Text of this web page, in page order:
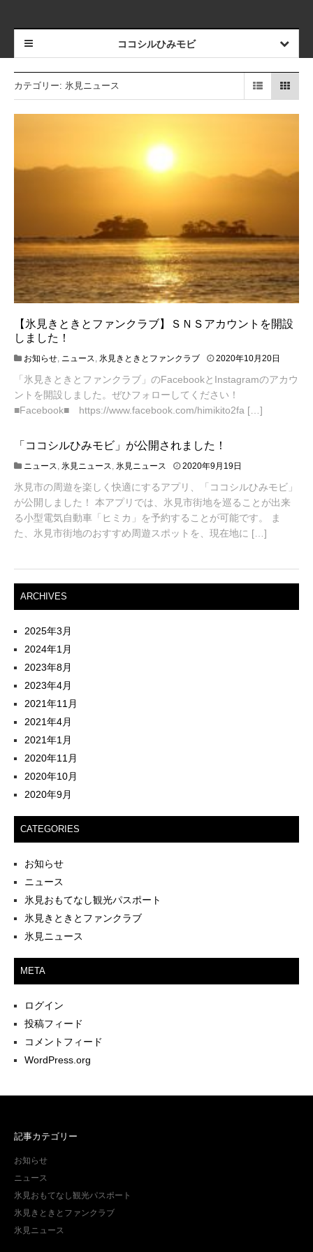
ココシルひみモビ
カテゴリー: 氷見ニュース
【氷見きときとファンクラブ】ＳＮＳアカウントを開設
しました！
お知らせ, ニュース, 氷見きときとファンクラブ 2020年10月20日
2
日
「氷見きときとファンクラブ」のFacebookとInstagramのアカウ
ントを開設しました。ぜひフォローしてください！
■Facebook■ https://www.facebook.com/himikito2fa […]
「ココシルひみモビ」が公開されました！
ニュース, 氷見ニュース, 氷見ニュース 2020年9月19日
2
0
年
1
氷見市の周遊を楽しく快適にするアプリ、「ココシルひみモビ」
が公開しました！ 本アプリでは、氷見市街地を巡ることが出来
る小型電気自動車「ヒミカ」を予約することが可能です。 ま
た、氷見市街地のおすすめ周遊スポットを、現在地に […]
ARCHIVES
2025年3月
2024年1月
2023年8月
2023年4月
2021年11月
2021年4月
2021年1月
2020年11月
2020年10月
2020年9月
CATEGORIES
お知らせ
ニュース
氷見おもてなし観光パスポート
氷見きときとファンクラブ
氷見ニュース
META
ログイン
投稿フィード
コメントフィード
WordPress.org
記事カテゴリー
お知らせ
ニュース
氷見おもてなし観光パスポート
氷見きときとファンクラブ
氷見ニュース